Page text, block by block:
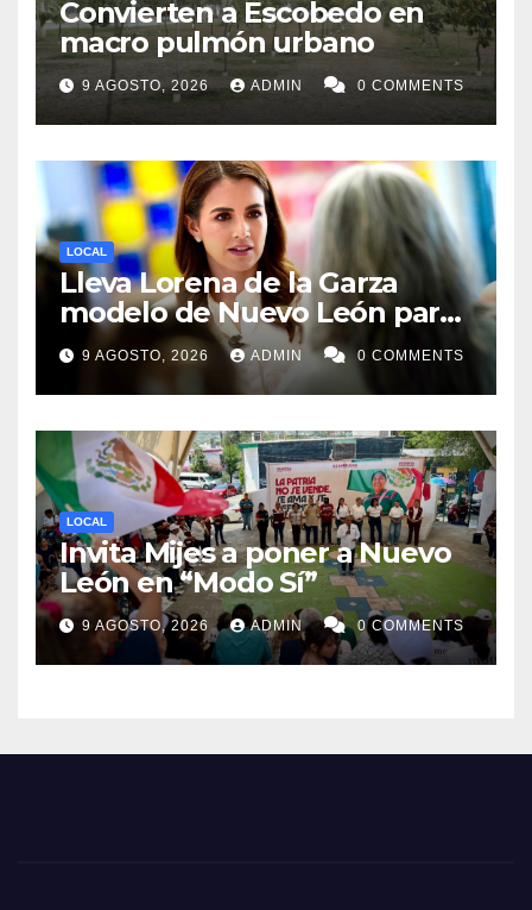
Convierten a Escobedo en
macro pulmón urbano
9 AGOSTO, 2026 ADMIN 0 COMMENTS
LOCAL
Lleva Lorena de la Garza
modelo de Nuevo León para
búsqueda de desaparecidos
a todos México
9 AGOSTO, 2026 ADMIN 0 COMMENTS
LOCAL
Invita Mijes a poner a Nuevo
León en “Modo Sí”
9 AGOSTO, 2026 ADMIN 0 COMMENTS